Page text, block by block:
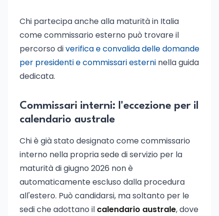
Chi partecipa anche alla maturità in Italia
come commissario esterno può trovare il
percorso diverifica e convalida delle domande
per presidenti e commissari esterni nella guida
dedicata.
Commissari interni: l'eccezione per il
calendario australe
Chi è già stato designato come commissario
interno nella propria sede di servizio per la
maturità di giugno 2026 non è
automaticamente escluso dalla procedura
all'estero. Può candidarsi, ma soltanto per le
sedi che adottano il calendario australe, dove